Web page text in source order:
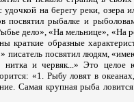
на берегу реки, озера
посвятил рыбалке и
дело», «На мельнице», «На
краткие образные
писатель посвятил людям,
и червяк...» Это целое
«1. Рыбу ловят в
Самая крупная рыба